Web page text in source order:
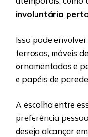
involuntária
Isso pode
terrosas, móveis
ornamentados e
e papéis de
A escolha entre
preferência
deseja alcançar